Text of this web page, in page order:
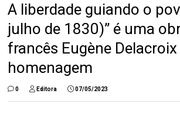
A liberdade guiando o
julho de 1830)” é uma
francês Eugène
homenagem
0 Editora 07/05/2023